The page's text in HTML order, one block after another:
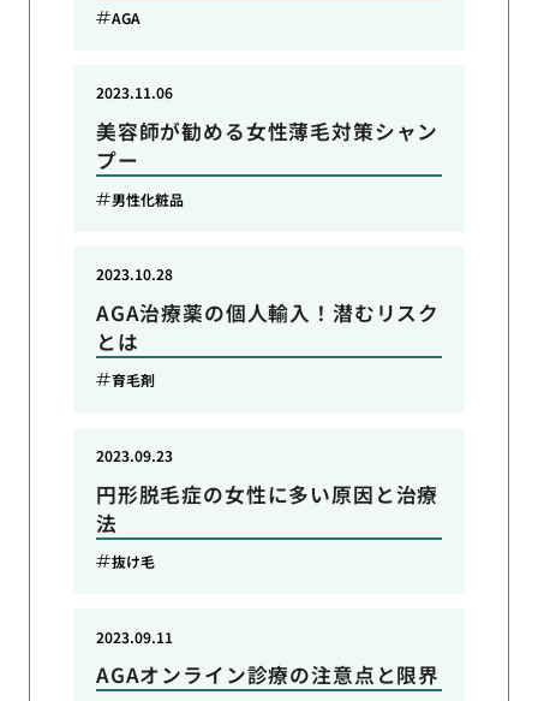
AGA
美容師が勧める女性薄毛対策シャン
プー
2023.11.06
男性化粧品
AGA治療薬の個人輸入！潜むリスク
とは
2023.10.28
育毛剤
円形脱毛症の女性に多い原因と治療
法
2023.09.23
抜け毛
AGAオンライン診療の注意点と限界
2023.09.11